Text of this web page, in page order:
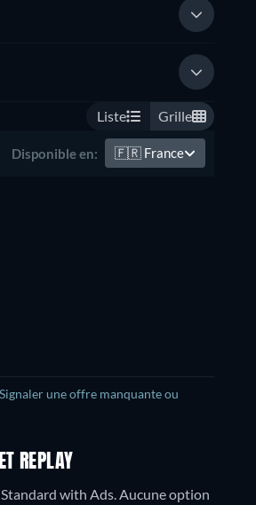
Liste Grille
Disponible en: 🇫🇷 France
Signaler une offre manquante ou
REPLAY
with Ads. Aucune option